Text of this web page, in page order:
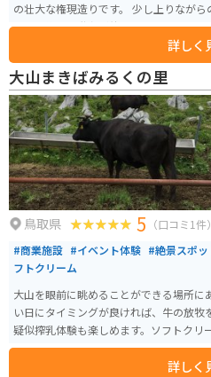
の壮大な権現造りです。 少し上りながらの石畳の参道を上がっていく形にな
り、最後には階段が待っています。この
詳しく
大山まきばみるくの里
鳥取県 5 （口コミ1件）
#商業施設 #イベント体験 #絶景スポッ
フトクリーム
大山を眼前に眺めることができる場所
い日にタイミングが良ければ、牛の放
疑似搾乳体験も楽しめます。ソフトクリ
食べてください。
詳しく